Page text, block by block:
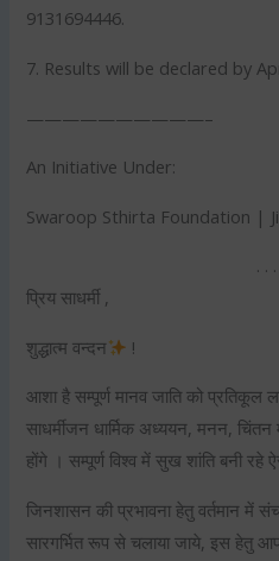
9131694446.
7. Results will be declared by
——————————–
An Initiative Under:
Swaroop Sthirta Foundation |
. . .
प्रिय साधर्मी ,
शुद्धात्म वन्दन !
आशा है सम्पूर्ण मानव जाति को प्रतिकूल
साधर्मीजन धार्मिक अध्ययन, मनन,
होंगे । सम्पूर्ण विश्व में सुख शांति बनी रहे
जिनशासन की प्रभावना हेतु वर्तमान में
सारगर्भित रूप से चलाया जाये, इस